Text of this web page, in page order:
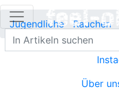
Jugendliche Rauchen
Über